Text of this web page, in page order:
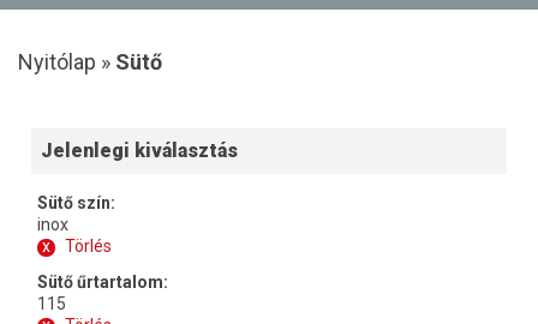
Nyitólap » Sütő
Jelenlegi kiválasztás
Sütő szín:
inox
x
Törlés
Sütő űrtartalom:
115